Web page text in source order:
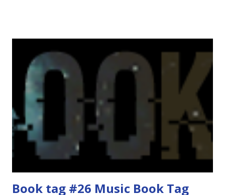
Mettiamoci pure che le mie letture non sono molto
soddisfacenti da tipo febbraio e credo di avere una sorta di
blocco. Per questo motivo in questi ultimi mesi ho a
malapena pubblicato. Quindi, festeggiare o non
festeggiare? Questo è il dilemma. Da un lato ho pensato
che festeggiare fosse d'obbligo, dato che nonostante gli
alti e bassi Divoratori di libri sia ancora qui, ma d'altro ho
pensato che no, non ...
Book tag #26 Music Book Tag